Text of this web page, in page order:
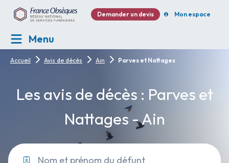
Demander un devis Mon espace
Menu
Accueil Avis de décès Ain Parves et Nattages
Les avis de décès : Parves et
Nattages - Ain